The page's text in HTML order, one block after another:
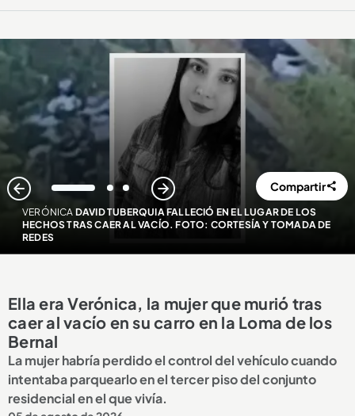
VERÓNICA DAVID TUBERQUIA FALLECIÓ EN EL LUGAR DE LOS
HECHOS TRAS CAER AL VACÍO. FOTO: CORTESÍA Y TOMADA DE
REDES
1 2 3 Compartir
Ella era Verónica, la mujer que murió tras
caer al vacío en su carro en la Loma de los
Bernal
La mujer habría perdido el control del vehículo cuando
intentaba parquearlo en el tercer piso del conjunto
residencial en el que vivía.